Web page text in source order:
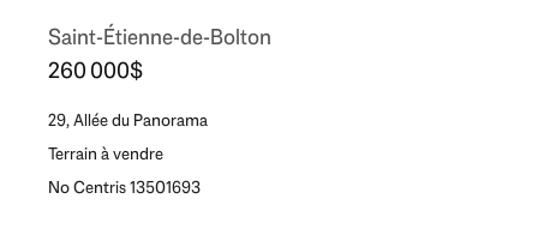
Saint-Étienne-de-Bolton
260 000$
29, Allée du Panorama
Terrain à vendre
No Centris 13501693